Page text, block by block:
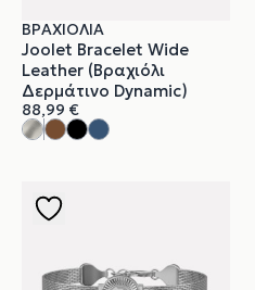
ΒΡΑΧΙΌΛΙΑ
Joolet Bracelet Wide
Leather (Βραχιόλι
Δερμάτινο Dynamic)
88,99 €